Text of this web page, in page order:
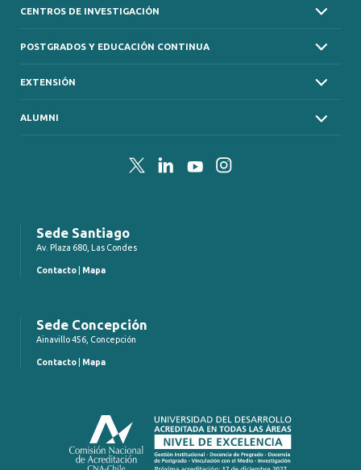
CENTROS DE INVESTIGACIÓN
POSTGRADOS Y EDUCACIÓN CONTINUA
EXTENSIÓN
ALUMNI
TwitterLinkedInYouTubeInstagram
Sede Santiago
Av. Plaza 680, Las Condes
Contacto Mapa
Sede Concepción
Ainavillo 456, Concepción
Contacto Mapa